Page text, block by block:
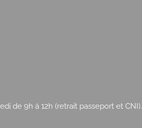
de 9h à 12h (retrait passeport et CNI).